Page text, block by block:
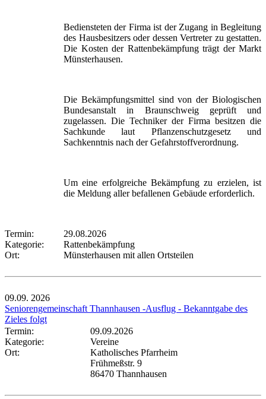
Bediensteten der Firma ist der Zugang in Begleitung
des Hausbesitzers oder dessen Vertreter zu gestatten.
Die Kosten der Rattenbekämpfung trägt der Markt
Münsterhausen.
Die Bekämpfungsmittel sind von der Biologischen
Bundesanstalt in Braunschweig geprüft und
zugelassen. Die Techniker der Firma besitzen die
Sachkunde laut Pflanzenschutzgesetz und
Sachkenntnis nach der Gefahrstoffverordnung.
Um eine erfolgreiche Bekämpfung zu erzielen, ist
die Meldung aller befallenen Gebäude erforderlich.
Termin:
29.08.2026
Kategorie:
Rattenbekämpfung
Ort:
Münsterhausen mit allen Ortsteilen
09.09. 2026
Seniorengemeinschaft Thannhausen -Ausflug - Bekanntgabe des
Zieles folgt
Termin:
09.09.2026
Kategorie:
Vereine
Ort:
Katholisches Pfarrheim
Frühmeßstr. 9
86470 Thannhausen